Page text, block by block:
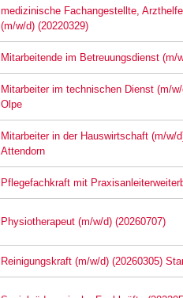
medizinische Fachangestellte,
(m/w/d) (20220329)
Mitarbeitende im Betreuungsdienst (m/
Mitarbeiter im technischen Dienst (m/
Olpe
Mitarbeiter in der Hauswirtschaft (m/w/
Attendorn
Pflegefachkraft mit
Physiotherapeut (m/w/d) (20260707)
Reinigungskraft (m/w/d) (20260305)